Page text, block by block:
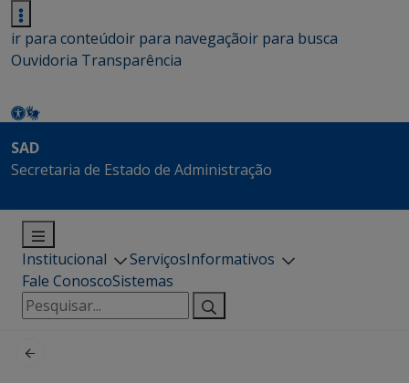
ir para conteúdoir para navegaçãoir para busca
Ouvidoria Transparência
SAD
Secretaria de Estado de Administração
Institucional ServiçosInformativos
Fale ConoscoSistemas
Pesquisar
por: